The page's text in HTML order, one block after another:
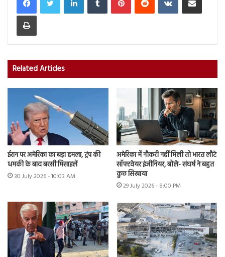
Print
Related Articles
ईरान पर अमेरिका का बड़ा हमला, ट्रंप की
धमकी के बाद बरसी मिसाइलें
30 July 2026 - 10:03 AM
अमेरिका में नौकरी नहीं मिली तो भारत लौटे
सॉफ्टवेयर इंजीनियर, बोले- संघर्ष ने बहुत
कुछ सिखाया
29 July 2026 - 8:00 PM